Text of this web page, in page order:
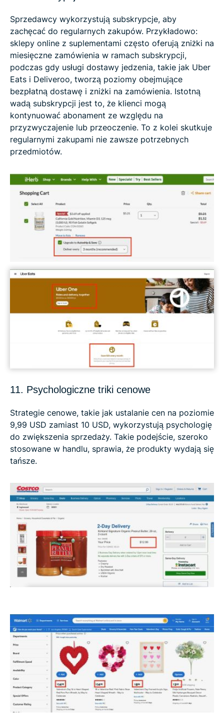
Sprzedawcy wykorzystują subskrypcje, aby
zachęcać do regularnych zakupów. Przykładowo:
sklepy online z suplementami często oferują zniżki na
miesięczne zamówienia w ramach subskrypcji,
podczas gdy usługi dostawy jedzenia, takie jak Uber
Eats i Deliveroo, tworzą poziomy obejmujące
bezpłatną dostawę i zniżki na zamówienia. Istotną
wadą subskrypcji jest to, że klienci mogą
kontynuować abonament ze względu na
przyzwyczajenie lub przeoczenie. To z kolei skutkuje
regularnymi zakupami nie zawsze potrzebnych
przedmiotów.
11. Psychologiczne triki cenowe
Strategie cenowe, takie jak ustalanie cen na poziomie
9,99 USD zamiast 10 USD, wykorzystują psychologię
do zwiększenia sprzedaży. Takie podejście, szeroko
stosowane w handlu, sprawia, że ​​produkty wydają się
tańsze.